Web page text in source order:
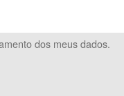
dos meus dados.